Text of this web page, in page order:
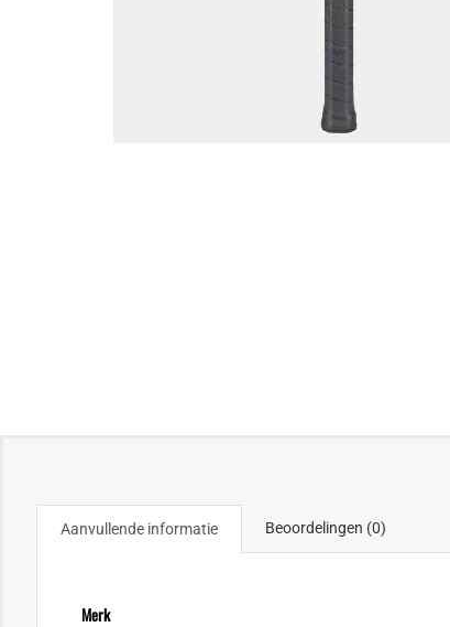
Aanvullende informatie Beoordelingen (0)
Merk